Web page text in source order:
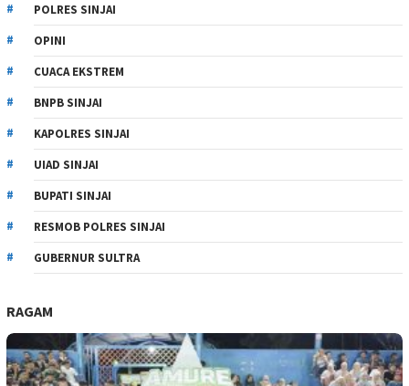
POLRES SINJAI
OPINI
CUACA EKSTREM
BNPB SINJAI
KAPOLRES SINJAI
UIAD SINJAI
BUPATI SINJAI
RESMOB POLRES SINJAI
GUBERNUR SULTRA
RAGAM